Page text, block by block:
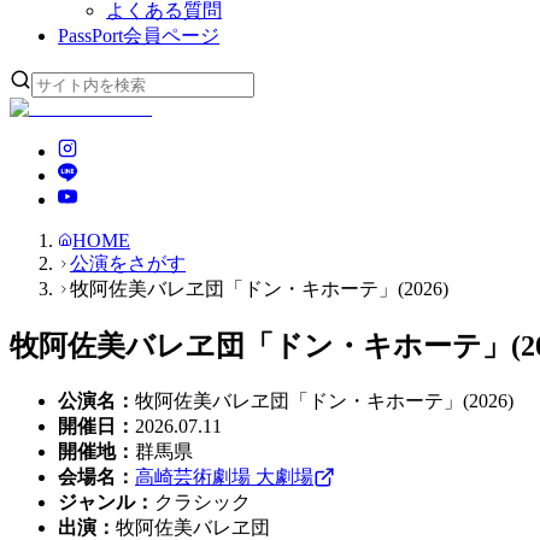
よくある質問
PassPort会員ページ
HOME
公演をさがす
牧阿佐美バレヱ団「ドン・キホーテ」(2026)
牧阿佐美バレヱ団「ドン・キホーテ」
公演名 ： 牧阿佐美バレヱ団「ドン・キホーテ」(2026)
開催日
： 2026.07.11
開催地： 群馬県
会場名 ： 高崎芸術劇場 大劇場
ジャンル： クラシック
出演 ： 牧阿佐美バレヱ団